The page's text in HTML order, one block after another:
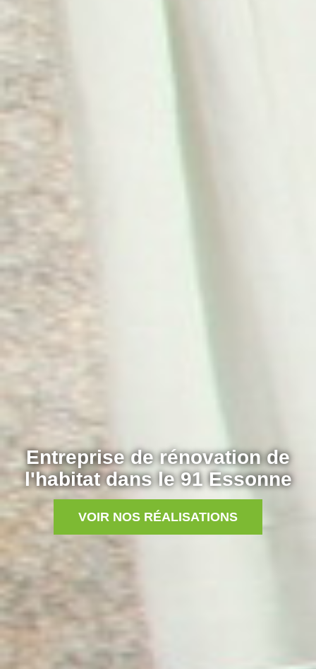
Entreprise de rénovation de
l'habitat dans le 91 Essonne
VOIR NOS RÉALISATIONS